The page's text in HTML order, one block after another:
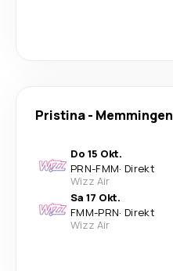
Pristina- Memmingen
Do 15 Okt.
PRN-FMM· Direkt
Wizz Air
Sa 17 Okt.
FMM-PRN· Direkt
Wizz Air